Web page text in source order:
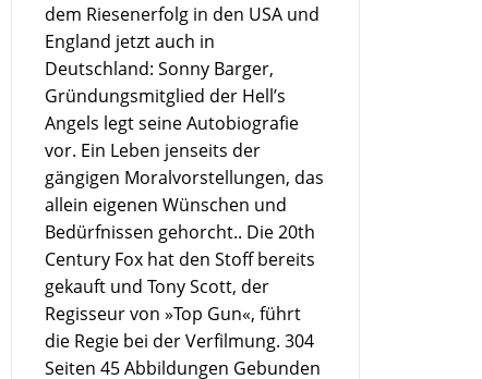
dem Riesenerfolg in den USA und
England jetzt auch in
Deutschland: Sonny Barger,
Gründungsmitglied der Hell’s
Angels legt seine Autobiografie
vor. Ein Leben jenseits der
gängigen Moralvorstellungen, das
allein eigenen Wünschen und
Bedürfnissen gehorcht.. Die 20th
Century Fox hat den Stoff bereits
gekauft und Tony Scott, der
Regisseur von »Top Gun«, führt
die Regie bei der Verfilmung. 304
Seiten 45 Abbildungen Gebunden